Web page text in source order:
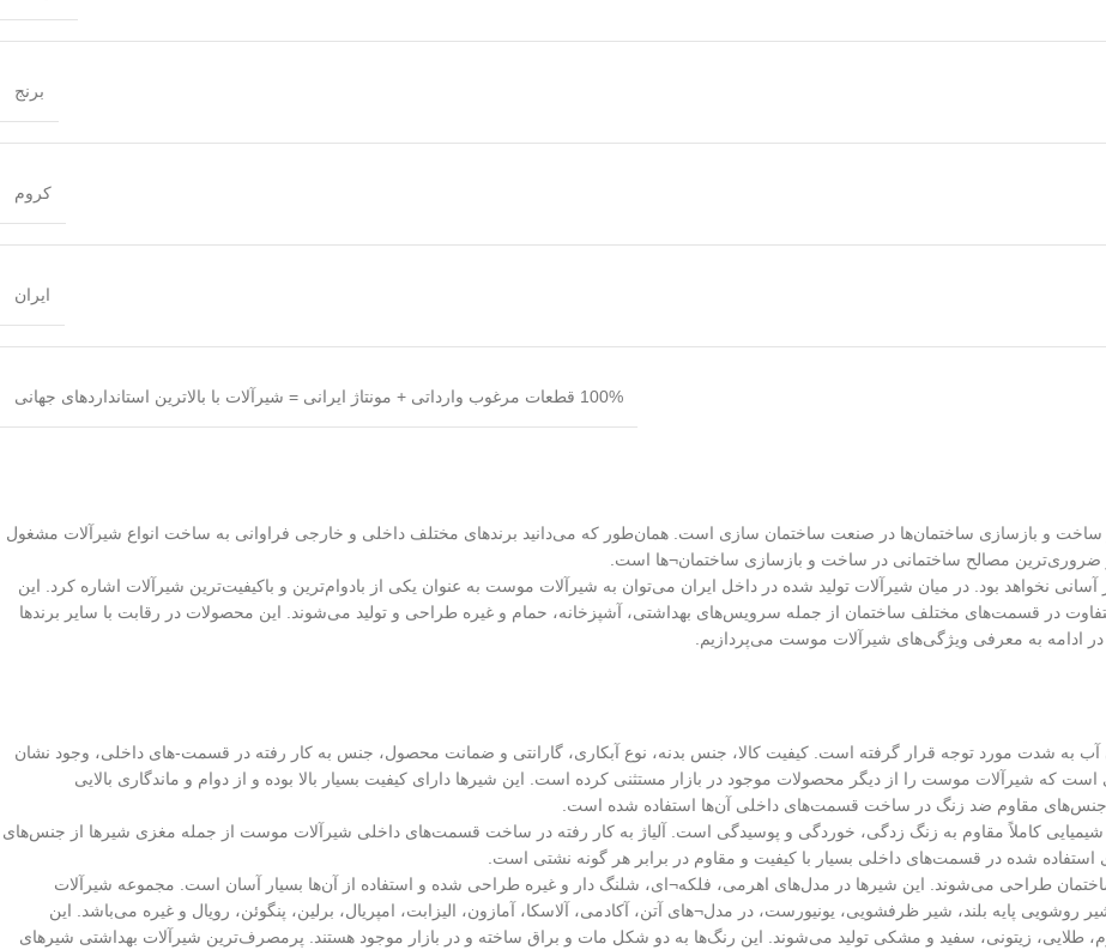
برنج
کروم
ایران
100% قطعات مرغوب وارداتی + مونتاژ ایرانی = شیرآلات با بالاترین استانداردهای جهانی
ساخت و بازسازی ساختمان‌ها در صنعت ساختمان سازی است. همان‌طور که می‌دانید برندهای مختلف داخلی و خارجی فراوانی به ساخت انواع شیرآلات مشغول
ضروری‌ترین مصالح ساختمانی در ساخت و بازسازی ساختمان¬ها است.
آسانی نخواهد بود. در میان شیرآلات تولید شده در داخل ایران می‌توان به شیرآلات موست به عنوان یکی از بادوام‌ترین و باکیفیت‌ترین شیرآلات اشاره کرد. این
در قسمت‌های مختلف ساختمان از جمله سرویس‌های بهداشتی، آشپزخانه، حمام و غیره طراحی و تولید می‌شوند. این محصولات در رقابت با سایر برندها
در ادامه به معرفی ویژگی‌های شیرآلات موست می‌پردازیم.
شدت مورد توجه قرار گرفته است. کیفیت کالا، جنس بدنه، نوع آبکاری، گارانتی و ضمانت محصول، جنس به کار رفته در قسمت-های داخلی، وجود نشان
است که شیرآلات موست را از دیگر محصولات موجود در بازار مستثنی کرده است. این شیرها دارای کیفیت بسیار بالا بوده و از دوام و ماندگاری بالایی
جنس‌های مقاوم ضد زنگ در ساخت قسمت‌های داخلی آن‌ها استفاده شده است.
کاملاً مقاوم به زنگ زدگی، خوردگی و پوسیدگی است. آلیاژ به کار رفته در ساخت قسمت‌های داخلی شیرآلات موست از جمله مغزی شیرها از جنس‌های
شده در قسمت‌های داخلی بسیار با کیفیت و مقاوم در برابر هر گونه نشتی است.
طراحی می‌شوند. این شیرها در مدل‌های اهرمی، فلکه¬ای، شلنگ دار و غیره طراحی شده و استفاده از آن‌ها بسیار آسان است. مجموعه شیرآلات
پایه بلند، شیر ظرفشویی، یونیورست، در مدل¬های آتن، آکادمی، آلاسکا، آمازون، الیزابت، امپریال، برلین، پنگوئن، رویال و غیره می‌باشد. این
طلایی، زیتونی، سفید و مشکی تولید می‌شوند. این رنگ‌ها به دو شکل مات و براق ساخته و در بازار موجود هستند. پرمصرف‌ترین شیرآلات بهداشتی شیرهای